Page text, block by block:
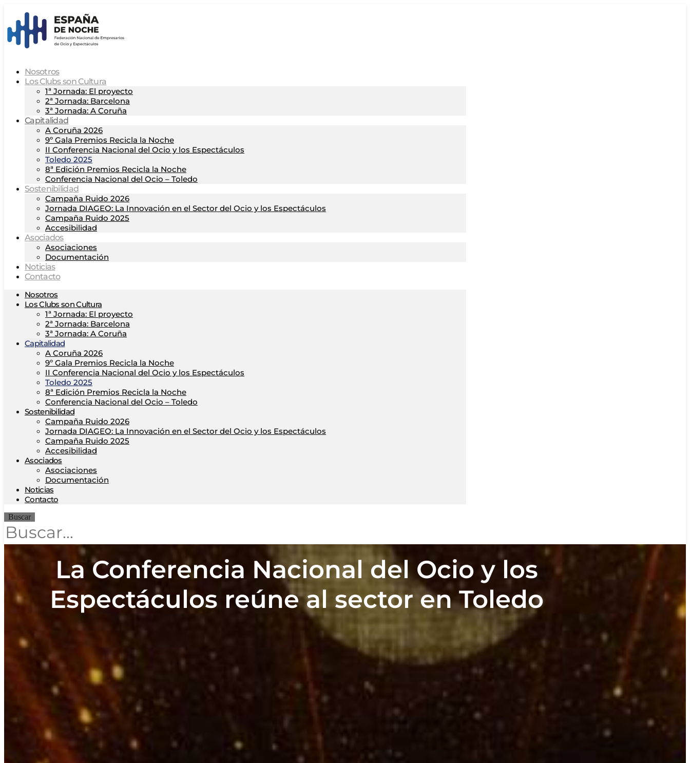
Nosotros
Los Clubs son Cultura
1ª Jornada: El proyecto
2ª Jornada: Barcelona
3ª Jornada: A Coruña
Capitalidad
A Coruña 2026
9º Gala Premios Recicla la Noche
II Conferencia Nacional del Ocio y los Espectáculos
Toledo 2025
8ª Edición Premios Recicla la Noche
Conferencia Nacional del Ocio – Toledo
Sostenibilidad
Campaña Ruido 2026
Jornada DIAGEO: La Innovación en el Sector del Ocio y los Espectáculos
Campaña Ruido 2025
Accesibilidad
Asociados
Asociaciones
Documentación
Noticias
Contacto
Nosotros
Los Clubs son Cultura
1ª Jornada: El proyecto
2ª Jornada: Barcelona
3ª Jornada: A Coruña
Capitalidad
A Coruña 2026
9º Gala Premios Recicla la Noche
II Conferencia Nacional del Ocio y los Espectáculos
Toledo 2025
8ª Edición Premios Recicla la Noche
Conferencia Nacional del Ocio – Toledo
Sostenibilidad
Campaña Ruido 2026
Jornada DIAGEO: La Innovación en el Sector del Ocio y los Espectáculos
Campaña Ruido 2025
Accesibilidad
Asociados
Asociaciones
Documentación
Noticias
Contacto
Buscar
La Conferencia Nacional del Ocio y los
Espectáculos reúne al sector en Toledo